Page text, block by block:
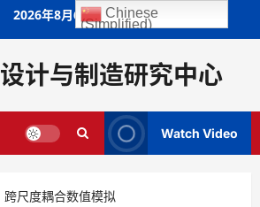
2026年8月6日
计与制造研究中心
Watch Video
跨尺度耦合数值模拟
Chinese
(Simplified)